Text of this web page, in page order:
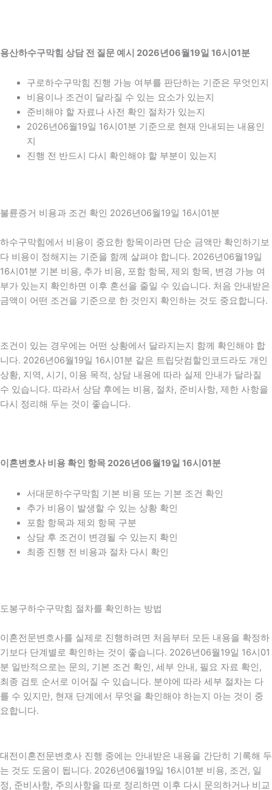
용산하수구막힘 상담 전 질문 예시 2026년06월19일 16시01분
구로하수구막힘 진행 가능 여부를 판단하는 기준은 무엇인지
비용이나 조건이 달라질 수 있는 요소가 있는지
준비해야 할 자료나 사전 확인 절차가 있는지
2026년06월19일 16시01분 기준으로 현재 안내되는 내용인
지
진행 전 반드시 다시 확인해야 할 부분이 있는지
불륜증거 비용과 조건 확인 2026년06월19일 16시01분
하수구막힘에서 비용이 중요한 항목이라면 단순 금액만 확인하기보
다 비용이 정해지는 기준을 함께 살펴야 합니다. 2026년06월19일
16시01분 기본 비용, 추가 비용, 포함 항목, 제외 항목, 변경 가능 여
부가 있는지 확인하면 이후 혼선을 줄일 수 있습니다. 처음 안내받은
금액이 어떤 조건을 기준으로 한 것인지 확인하는 것도 중요합니다.
조건이 있는 경우에는 어떤 상황에서 달라지는지 함께 확인해야 합
니다. 2026년06월19일 16시01분 같은 트립닷컴할인코드라도 개인
상황, 지역, 시기, 이용 목적, 상담 내용에 따라 실제 안내가 달라질
수 있습니다. 따라서 상담 후에는 비용, 절차, 준비사항, 제한 사항을
다시 정리해 두는 것이 좋습니다.
이혼변호사 비용 확인 항목 2026년06월19일 16시01분
서대문하수구막힘 기본 비용 또는 기본 조건 확인
추가 비용이 발생할 수 있는 상황 확인
포함 항목과 제외 항목 구분
상담 후 조건이 변경될 수 있는지 확인
최종 진행 전 비용과 절차 다시 확인
도봉구하수구막힘 절차를 확인하는 방법
이혼전문변호사를 실제로 진행하려면 처음부터 모든 내용을 확정하
기보다 단계별로 확인하는 것이 좋습니다. 2026년06월19일 16시01
분 일반적으로는 문의, 기본 조건 확인, 세부 안내, 필요 자료 확인,
최종 검토 순서로 이어질 수 있습니다. 분야에 따라 세부 절차는 다
를 수 있지만, 현재 단계에서 무엇을 확인해야 하는지 아는 것이 중
요합니다.
대전이혼전문변호사 진행 중에는 안내받은 내용을 간단히 기록해 두
는 것도 도움이 됩니다. 2026년06월19일 16시01분 비용, 조건, 일
정, 준비사항, 주의사항을 따로 정리하면 이후 다시 문의하거나 비교